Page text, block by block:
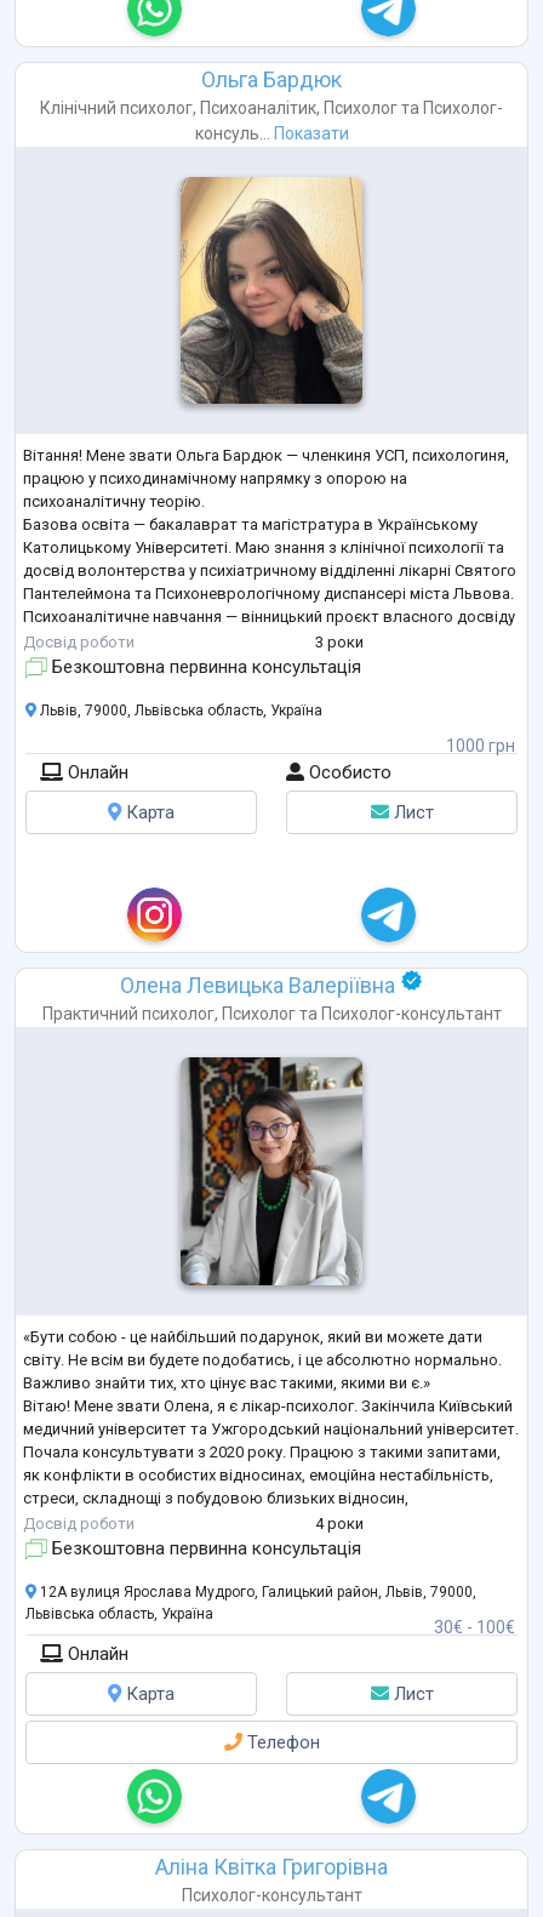
Ольга Бардюк
Клінічний психолог, Психоаналітик, Психологта Психолог-
консуль...
Показати
Вітання! Мене звати Ольга Бардюк — членкиня УСП, психологиня,
працюю у психодинамічному напрямку з опорою на
психоаналітичну теорію.
Базова освіта — бакалаврат та магістратура в Українському
Католицькому Університеті. Маю знання з клінічної психології та
досвід волонтерства у психіатричному відділенні лікарні Святого
Пантелеймона та Психоневрологічному диспансері міста Львова.
Психоаналітичне навчання — вінницький проєкт власного досвіду
за напрямком групового аналізу. У процесі здобування теорії
психоаналізу в Українському психотерапевтичн
Досвід роботи 3 роки
Безкоштовна первинна консультація
1000 грн
Львів, 79000, Львівська область, Україна
Онлайн
Особисто
Карта
Лист
Олена Левицька Валеріївна
Практичний психолог, Психологта Психолог-консультант
«Бути собою - це найбільший подарунок, який ви можете дати
світу. Не всім ви будете подобатись, і це абсолютно нормально.
Важливо знайти тих, хто цінує вас такими, якими ви є.»
Вітаю! Мене звати Олена, я є лікар-психолог. Закінчила Київський
медичний університет та Ужгородський національний університет.
Почала консультувати з 2020 року. Працюю з такими запитами,
як конфлікти в особистих відносинах, емоційна нестабільність,
стреси, складнощі з побудовою близьких відносин,
невпевненість у собі.
Я уважна до деталей і хочу підтримати та допомо
Досвід роботи 4 роки
Безкоштовна первинна консультація
30€ - 100€
12А вулиця Ярослава Мудрого, Галицький район, Львів, 79000,
Львівська область, Україна
Онлайн
Карта
Лист
Телефон
Аліна Квітка Григорівна
Психолог-консультант